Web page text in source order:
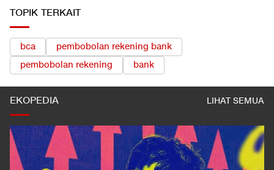
TOPIK TERKAIT
bca
pembobolan rekening bank
pembobolan rekening
bank
EKOPEDIA LIHAT SEMUA